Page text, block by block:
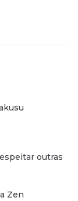
outras
Zen